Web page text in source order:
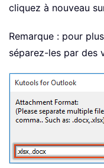
cliquez à nouveau
Remarque : pour
séparez-les par des